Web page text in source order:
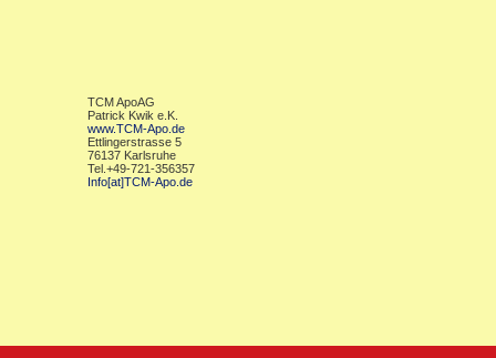
TCM ApoAG
Patrick Kwik e.K.
www.TCM-Apo.de
Ettlingerstrasse 5
76137 Karlsruhe
Tel.+49-721-356357
Info[at]TCM-Apo.de